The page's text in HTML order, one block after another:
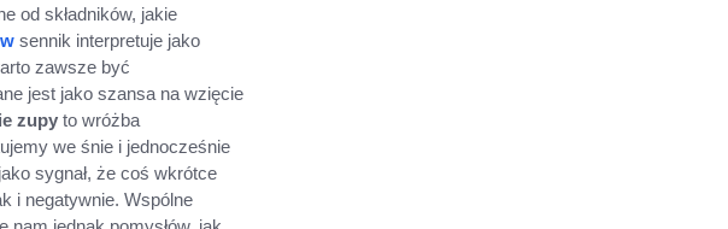
od składników, jakie
sennik interpretuje jako
zawsze być
jest jako szansa na wzięcie
zupy to wróżba
we śnie i jednocześnie
sygnał, że coś wkrótce
i negatywnie. Wspólne